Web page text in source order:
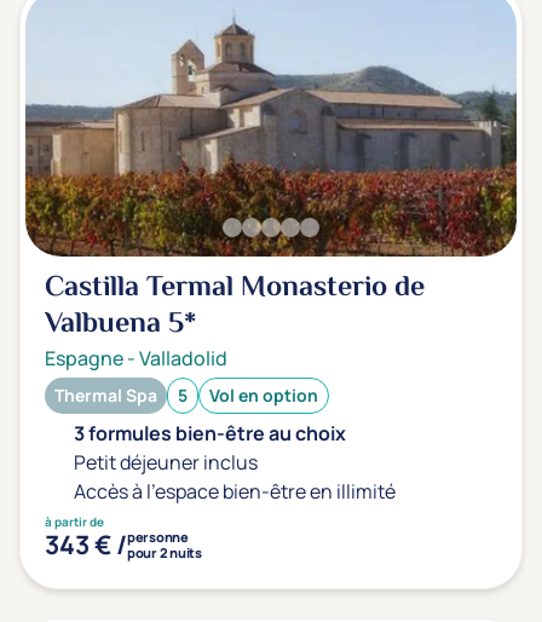
Transports & hébergement
Soins sans hébergement
(0)
Offre séjour + vol inclus
(0)
Castilla Termal Monasterio de
Valbuena 5*
Espagne-Valladolid
Thermal Spa 5 Vol en option
3 formules bien-être au choix
Petit déjeuner inclus
Accès à l'espace bien-être en illimité
à partir de
343 € /personne
pour 2 nuits